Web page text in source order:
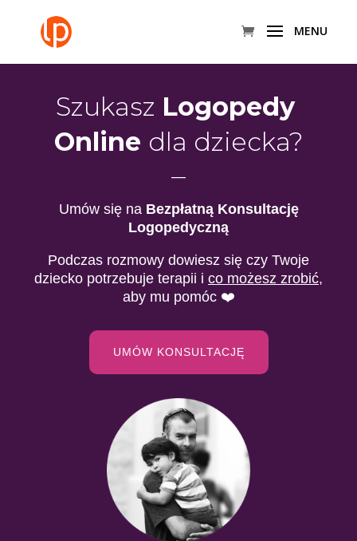
Szukasz Logopedy
Online dla dziecka?
—
Umów się na Bezpłatną Konsultację
Logopedyczną
Podczas rozmowy dowiesz się czy Twoje
dziecko potrzebuje terapii i co możesz zrobić,
aby mu pomóc ❤️
UMÓW KONSULTACJĘ